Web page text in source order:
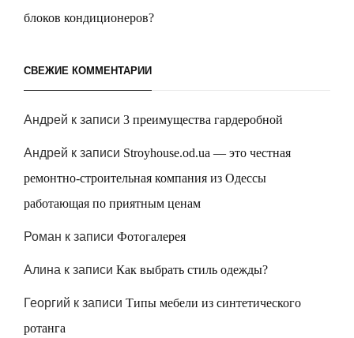
блоков кондиционеров?
СВЕЖИЕ КОММЕНТАРИИ
Андрей к записи 3 преимущества гардеробной
Андрей к записи Stroyhouse.od.ua — это честная
ремонтно-строительная компания из Одессы
работающая по приятным ценам
Роман к записи Фотогалерея
Алина к записи Как выбрать стиль одежды?
Георгий к записи Типы мебели из синтетического
ротанга